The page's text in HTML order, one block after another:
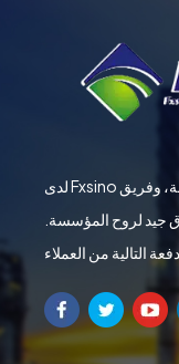
لدى Fxsino فريق ممتاز، يتمتع بقوة تقنية متقدمة، وفريق
جيد لروح المؤسسة.
التالية من العملاء